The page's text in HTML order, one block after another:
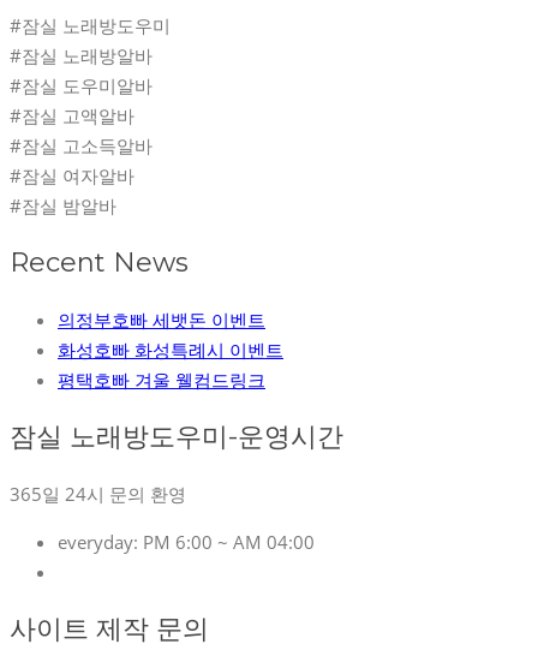
#잠실 노래방도우미
#잠실 노래방알바
#잠실 도우미알바
#잠실 고액알바
#잠실 고소득알바
#잠실 여자알바
#잠실 밤알바
Recent News
의정부호빠 세뱃돈 이벤트
화성호빠 화성특례시 이벤트
평택호빠 겨울 웰컴드링크
잠실 노래방도우미-운영시간
365일 24시 문의 환영
everyday: PM 6:00 ~ AM 04:00
사이트 제작 문의